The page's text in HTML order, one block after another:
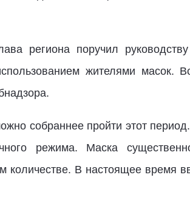
региона поручил
жителями
собраннее пройти этот
режима. Маска
количестве. В настоящее время